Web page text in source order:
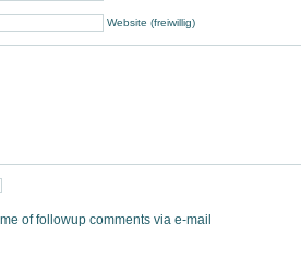
Website (freiwillig)
of followup comments via e-mail